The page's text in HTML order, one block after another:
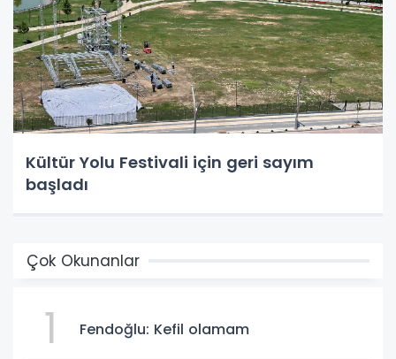
Kültür Yolu Festivali için geri sayım
başladı
Çok Okunanlar
1 Fendoğlu: Kefil olamam